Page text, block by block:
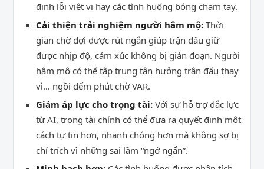
định lỗi việt vị hay các tình huống bóng chạm tay.
Cải thiện trải nghiệm người hâm mộ: Thời
gian chờ đợi được rút ngắn giúp trận đấu giữ
được nhịp độ, cảm xúc không bị gián đoạn. Người
hâm mộ có thể tập trung tận hưởng trận đấu thay
vì… ngồi đếm phút chờ VAR.
Giảm áp lực cho trọng tài: Với sự hỗ trợ đắc lực
từ AI, trọng tài chính có thể đưa ra quyết định một
cách tự tin hơn, nhanh chóng hơn mà không sợ bị
chỉ trích vì những sai lầm “ngớ ngẩn”.